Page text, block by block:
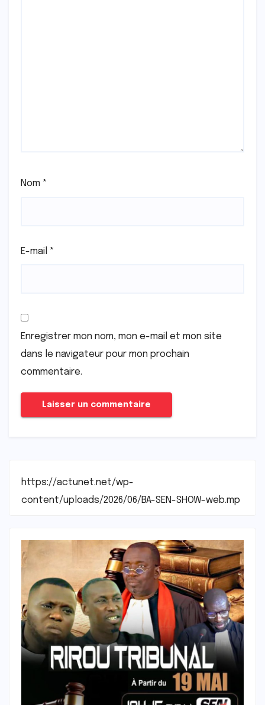
Nom *
E-mail *
Enregistrer mon nom, mon e-mail et mon site
dans le navigateur pour mon prochain
commentaire.
https://actunet.net/wp-
content/uploads/2026/06/BA-SEN-SHOW-web.mp